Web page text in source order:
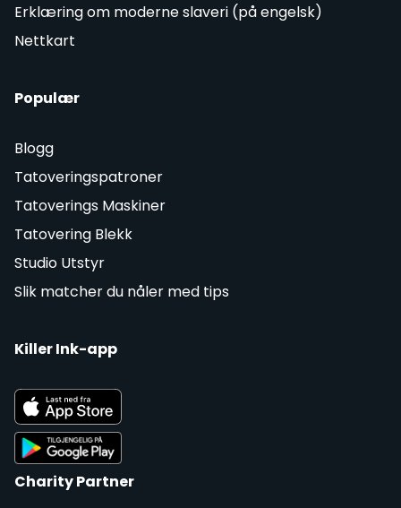
Erklæring om moderne slaveri (på engelsk)
Nettkart
Populær
Blogg
Tatoveringspatroner
Tatoverings Maskiner
Tatovering Blekk
Studio Utstyr
Slik matcher du nåler med tips
Killer Ink-app
Charity Partner